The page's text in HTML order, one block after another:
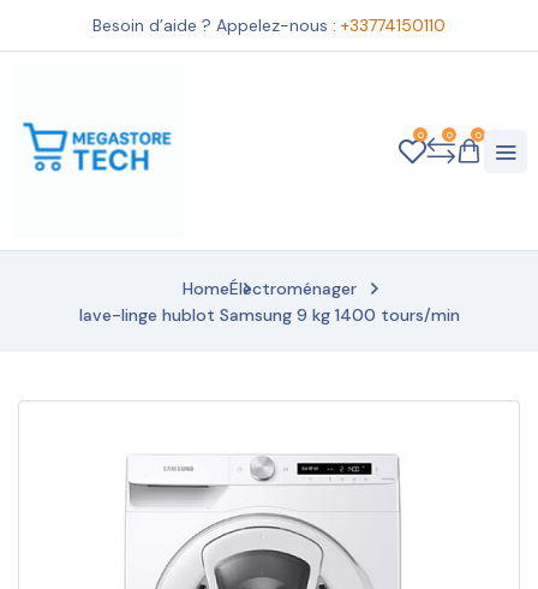
Besoin d’aide ? Appelez-nous : +33774150110
0 0 0
HomeÉlectroménager
lave-linge hublot Samsung 9 kg 1400 tours/min